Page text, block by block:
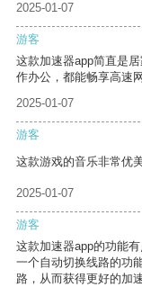
2025-01-07
游客
这款加速器app简直是
作办公，都能畅享高速
2025-01-07
游客
这款游戏的音乐非常优
2025-01-07
游客
这款加速器app的功能
一个自动切换线路的功
路，从而获得更好的加